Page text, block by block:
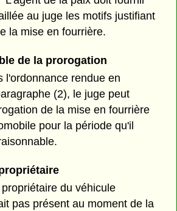
au juge les motifs justifiant
la mise en fourrière.
de la prorogation
l'ordonnance rendue en
(2), le juge peut
de la mise en fourrière
pour la période qu'il
du véhicule
pas présent au moment de la